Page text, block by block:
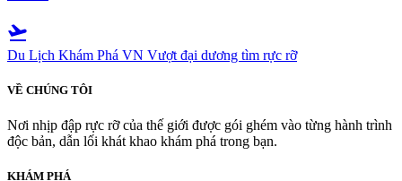
flight_takeoff
Du Lịch Khám Phá VN Vượt đại dương tìm rực rỡ
VỀ CHÚNG TÔI
Nơi nhịp đập rực rỡ của thế giới được gói ghém vào từng hành trình
độc bản, dẫn lối khát khao khám phá trong bạn.
KHÁM PHÁ